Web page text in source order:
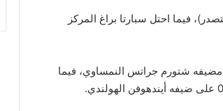
بفارق 8 نقاط خلف ليون (المتصدر)، فيما احتل سبارتا براغ المركز
الثانية، صعد موناكو الفرنسي لدور الـ16، رغم تعادله 1-1 مع مضيفه شتورم جراتس النمساوي، فيما